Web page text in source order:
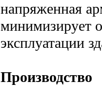
напряженная
минимизирует
эксплуатации
Производство